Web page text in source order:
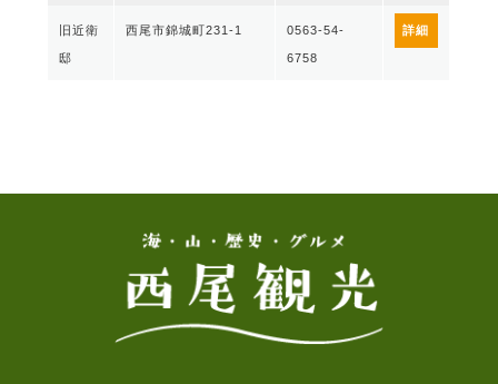
旧近衛
邸
西尾市錦城町231-1 0563-54-
6758
詳細